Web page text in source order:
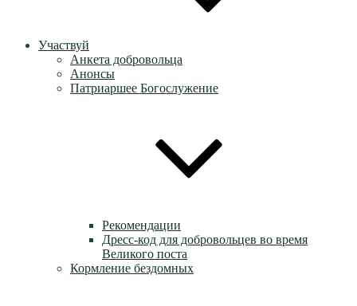
Участвуй
Анкета добровольца
Анонсы
Патриаршее Богослужение
Рекомендации
Дресс-код для добровольцев во время
Великого поста
Кормление бездомных